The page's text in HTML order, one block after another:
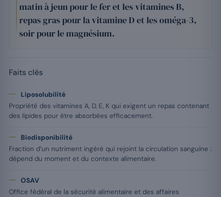
matin à jeun pour le fer et les vitamines B,
repas gras pour la vitamine D et les oméga-3,
soir pour le magnésium.
Faits clés
Liposolubilité
Propriété des vitamines A, D, E, K qui exigent un repas contenant
des lipides pour être absorbées efficacement.
Biodisponibilité
Fraction d’un nutriment ingéré qui rejoint la circulation sanguine :
dépend du moment et du contexte alimentaire.
OSAV
Office fédéral de la sécurité alimentaire et des affaires